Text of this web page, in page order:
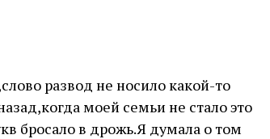
развод не носило какой-то
моей семьи не стало это
бросало в дрожь.Я думала о том